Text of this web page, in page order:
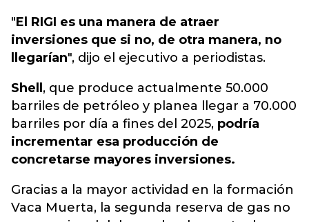
"El RIGI es una manera de atraer
inversiones que si no, de otra manera, no
llegarían", dijo el ejecutivo a periodistas.
Shell , que produce actualmente 50.000
barriles de petróleo y planea llegar a 70.000
barriles por día a fines del 2025, podría
incrementar esa producción de
concretarse mayores inversiones.
Gracias a la mayor actividad en la formación
Vaca Muerta, la segunda reserva de gas no